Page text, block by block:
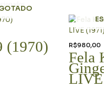
(1970) R$980,00
Fela